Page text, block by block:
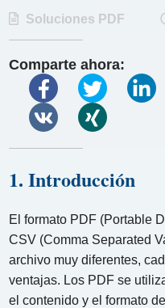
Soluciones PDF
Comparte ahora:
1. Introducción
El formato PDF (Portable
CSV (Comma Separated
archivo muy diferentes,
ventajas. Los PDF se
el contenido y el formato